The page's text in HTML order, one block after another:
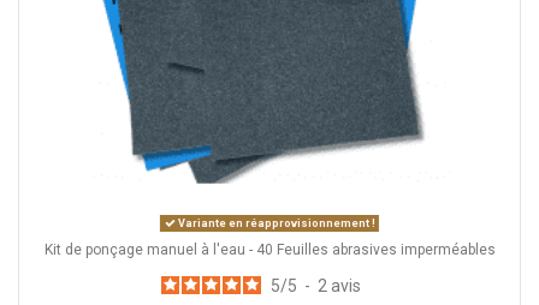
Variante en réapprovisionnement !
Kit de ponçage manuel à l'eau - 40 Feuilles abrasives imperméables
5/5 - 2 avis